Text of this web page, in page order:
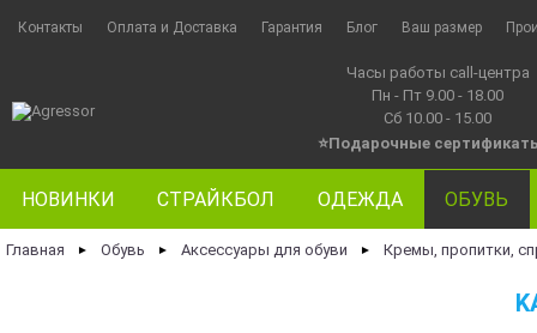
Контакты Оплата и Доставка Гарантия Блог Ваш размер
Часы работы call-центра
Пн - Пт 9.00 - 18.00
Сб 10.00 - 15.00
⭐Подарочные
НОВИНКИ СТРАЙКБОЛ ОДЕЖДА ОБУВЬ
Главная ► Обувь ► Аксессуары для обуви ► Кремы, пропитки,